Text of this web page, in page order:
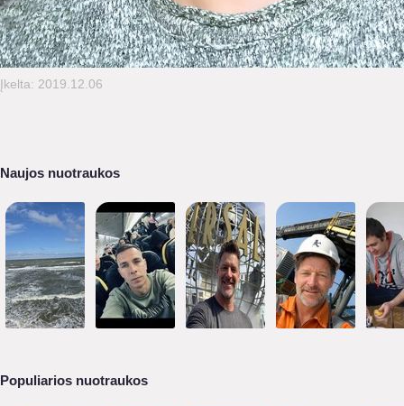
Įkelta: 2019.12.06
Naujos nuotraukos
Populiarios nuotraukos